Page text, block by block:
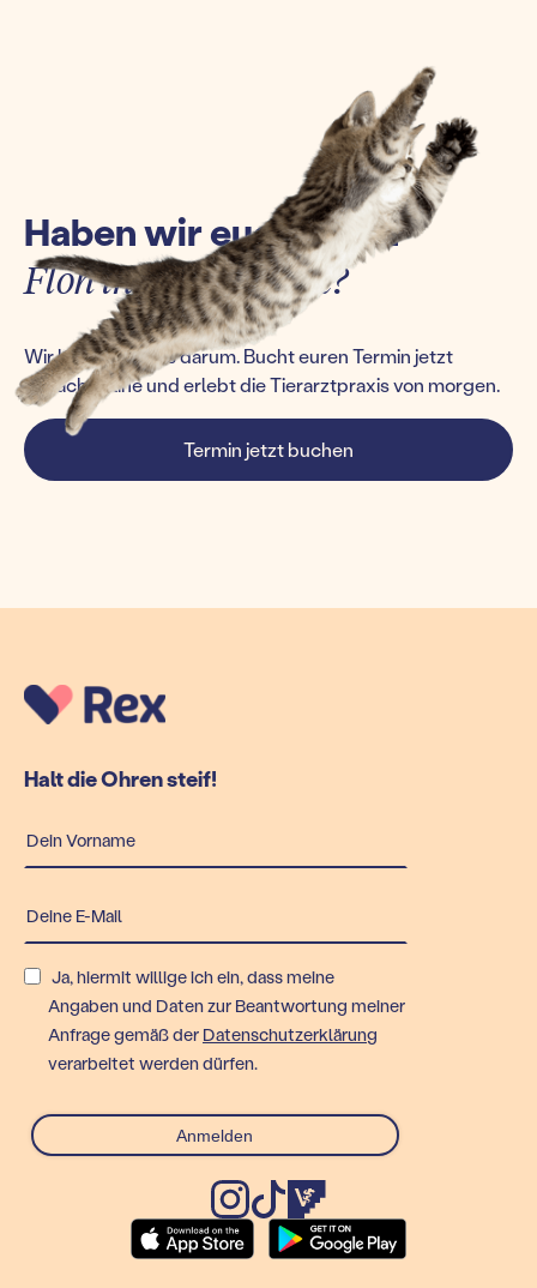
Haben wir euch einen
Floh ins Ohr gesetzt?
Wir kümmern uns darum. Bucht euren Termin jetzt
einfach online und erlebt die Tierarztpraxis von morgen.
Termin jetzt buchen
Halt die Ohren steif!
Ja, hiermit willige ich ein, dass meine
Angaben und Daten zur Beantwortung meiner
Anfrage gemäß der Datenschutzerklärung
verarbeitet werden dürfen.